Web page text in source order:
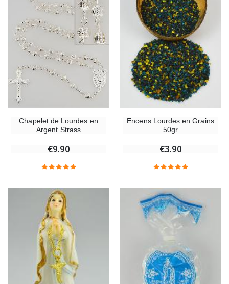
Chapelet de Lourdes en
Argent Strass
€9.90
Encens Lourdes en Grains
50gr
€3.90